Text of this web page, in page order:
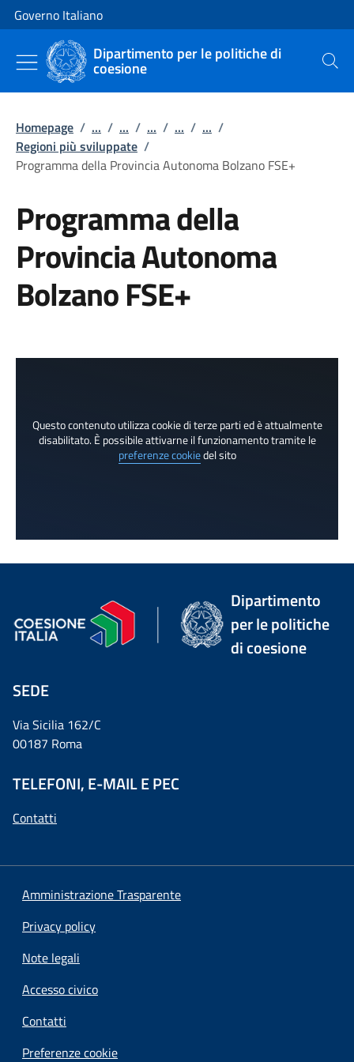
Vai al contenuto
Vai alla navigazione del sito
Governo Italiano
Dipartimento per le politiche di
coesione Cerca
Homepage / ... / ... / ... / ... / ... /
Regioni più sviluppate /
Programma della Provincia Autonoma Bolzano FSE+
Programma della
Provincia Autonoma
Bolzano FSE+
Questo contenuto utilizza cookie di terze parti ed è attualmente
disabilitato. È possibile attivarne il funzionamento tramite le
preferenze cookiedel sito
Dipartimento
per le politiche
di coesione
SEDE
Via Sicilia 162/C
00187 Roma
TELEFONI, E-MAIL E PEC
Contatti
Amministrazione Trasparente
Privacy policy
Note legali
Accesso civico
Contatti
Preferenze cookie